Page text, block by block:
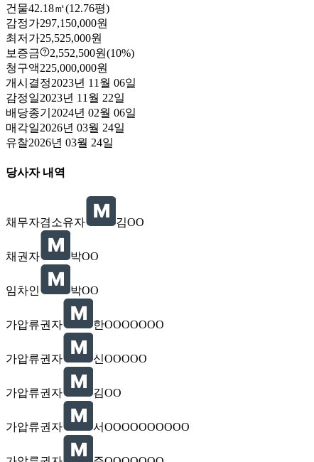
건물42.18㎡(12.76평)
감정가297,150,000원
최저가25,525,000원
보증금
2,552,500원(10%)
청구액225,000,000원
개시결정2023년 11월 06일
감정일2023년 11월 22일
배당종기 2024년 02월 06일
매각일2026년 03월 24일
유찰2026년 03월 24일
당사자 내역
채무자겸소유자 김OO
채권자 박OO
임차인 박OO
가압류권자 한OOOOOOO
가압류권자 신OOOOO
가압류권자 김OO
가압류권자 서OOOOOOOOOO